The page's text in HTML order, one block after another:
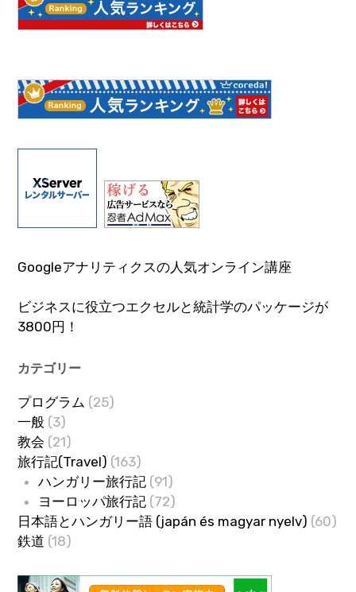
Googleアナリティクスの人気オンライン講座
ビジネスに役立つエクセルと統計学のパッケージが
3800円！
カテゴリー
プログラム (25)
一般 (3)
教会 (21)
旅行記(Travel) (163)
ハンガリー旅行記(91)
ヨーロッパ旅行記(72)
日本語とハンガリー語 (japán és magyar nyelv) (60)
鉄道 (18)